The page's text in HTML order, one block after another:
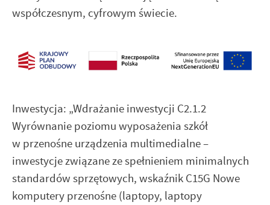
współczesnym, cyfrowym świecie.
Inwestycja: „Wdrażanie inwestycji C2.1.2
Wyrównanie poziomu wyposażenia szkół
w przenośne urządzenia multimedialne –
inwestycje związane ze spełnieniem minimalnych
standardów sprzętowych, wskaźnik C15G Nowe
komputery przenośne (laptopy, laptopy